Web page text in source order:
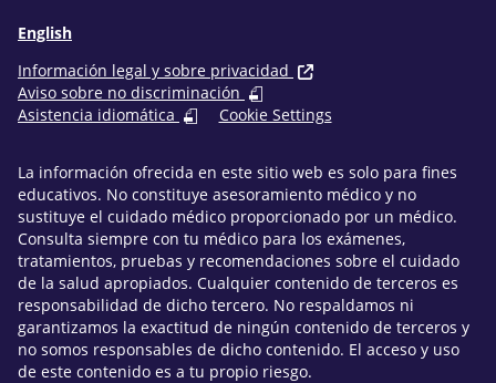
English
Información legal y sobre privacidad
Aviso sobre no discriminación
Asistencia idiomática
Cookie Settings
La información ofrecida en este sitio web es solo para fines
educativos. No constituye asesoramiento médico y no
sustituye el cuidado médico proporcionado por un médico.
Consulta siempre con tu médico para los exámenes,
tratamientos, pruebas y recomendaciones sobre el cuidado
de la salud apropiados. Cualquier contenido de terceros es
responsabilidad de dicho tercero. No respaldamos ni
garantizamos la exactitud de ningún contenido de terceros y
no somos responsables de dicho contenido. El acceso y uso
de este contenido es a tu propio riesgo.